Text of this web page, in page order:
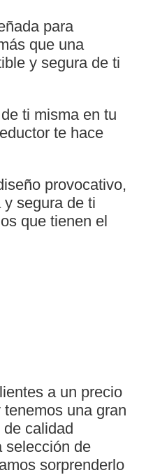
para
que una
y segura de ti
ti misma en tu
te hace
provocativo,
segura de ti
que tienen el
a un precio
una gran
calidad
selección de
sorprenderlo